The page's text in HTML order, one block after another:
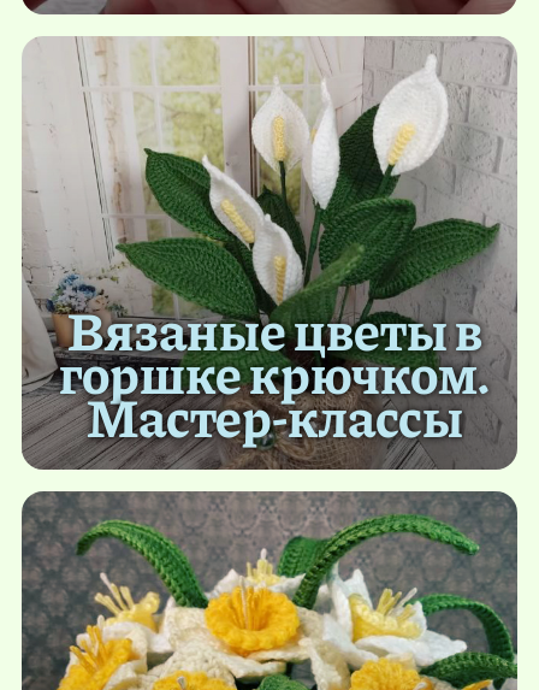
Вязаные цветы в
горшке крючком.
Мастер-классы